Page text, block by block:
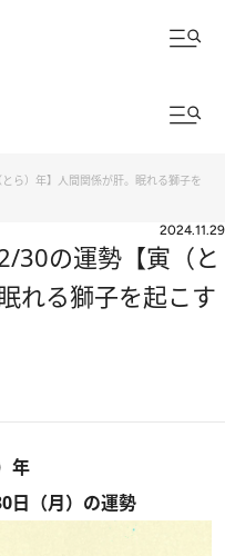
ら）年】人間関係が肝。眠れる獅子を
2024.11.29
30の運勢【寅（と
れる獅子を起こす
年
日（月）の運勢